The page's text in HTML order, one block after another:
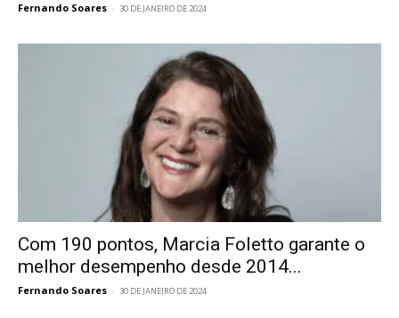
Fernando Soares - 30 DE JANEIRO DE 2024
Com 190 pontos, Marcia Foletto garante o
melhor desempenho desde 2014...
Fernando Soares - 30 DE JANEIRO DE 2024